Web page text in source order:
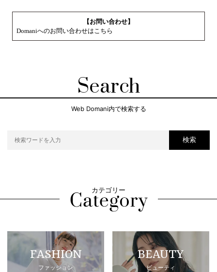
【お問い合わせ】
Domaniへのお問い合わせはこちら
Search
Web Domani内で検索する
検索
カテゴリー
FASHION
ファッション
BEAUTY
ビューティ